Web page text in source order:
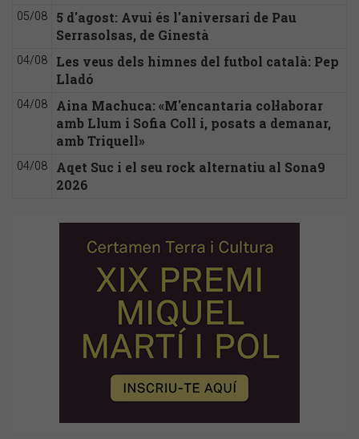
05/08
5 d'agost: Avui és l'aniversari de Pau
Serrasolsas, de Ginestà
04/08
Les veus dels himnes del futbol català: Pep
Lladó
04/08
Aina Machuca: «M'encantaria col·laborar
amb Llum i Sofia Coll i, posats a demanar,
amb Triquell»
04/08
Aqet Suc i el seu rock alternatiu al Sona9
2026